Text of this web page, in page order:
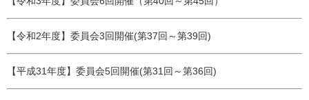
【令和2年度】委員会3回開催(第37回～第39回)
【平成31年度】委員会5回開催(第31回～第36回)